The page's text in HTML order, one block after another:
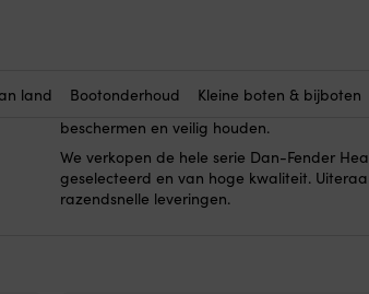
land Bootonderhoud Kleine boten & bijboten
–
weerstaan. Met Dan-Fender Heavy Duty
erop vertrouwen dat je
beschermen en veilig houden.
We verkopen de hele serie Dan-Fender
geselecteerd en van hoge kwaliteit.
razendsnelle leveringen.